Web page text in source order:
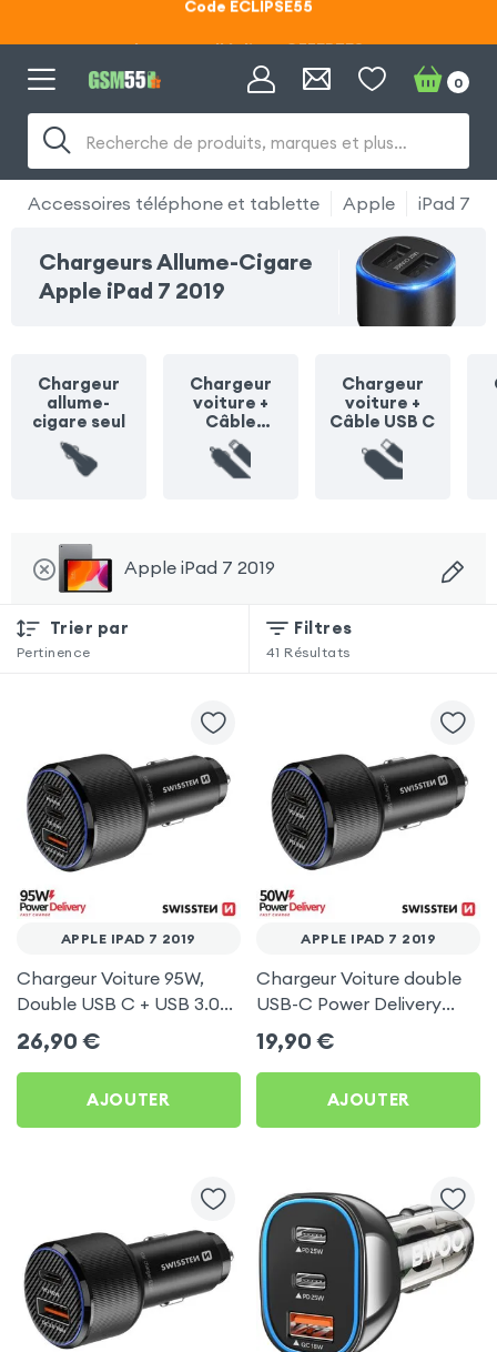
Code ECLIPSE55
Recherche de produits, marques et plus…
0
Accessoires téléphone et tablette Apple iPad 7
Chargeurs Allume-Cigare
Apple iPad 7 2019
Chargeur
allume-
cigare seul
Chargeur
voiture +
Câble
Lightning
Chargeur
voiture +
Câble USB C
Apple iPad 7 2019
Trier par
Pertinence
Filtres
41 Résultats
APPLE IPAD 7 2019
Chargeur Voiture 95W,
Double USB C + USB 3.0
pour Apple iPad 7 2019
26,90 €
AJOUTER
APPLE IPAD 7 2019
Chargeur Voiture double
USB-C Power Delivery
50W - Swissten pour
Apple iPad 7 2019
19,90 €
AJOUTER